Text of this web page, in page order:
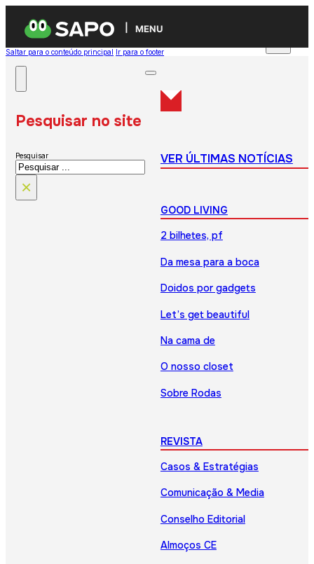
MENU
Saltar para o conteúdo principal Ir para o footer
Pesquisar no site
Pesquisar
×
VER ÚLTIMAS NOTÍCIAS
GOOD LIVING
2 bilhetes, pf
Da mesa para a boca
Doidos por gadgets
Let’s get beautiful
Na cama de
O nosso closet
Sobre Rodas
REVISTA
Casos & Estratégias
Comunicação & Media
Conselho Editorial
Almoços CE